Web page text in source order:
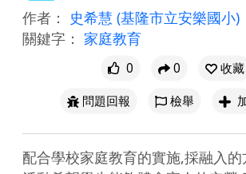
作者： 史希慧 (基隆市立安樂國小)
關鍵字： 家庭教育
0 0
收藏
問題回報
檢舉
配合學校家庭教育的實施,採融入